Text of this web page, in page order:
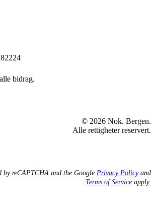
bidrag.
© 2026 Nok. Bergen.
Alle rettigheter reservert.
by reCAPTCHA and the Google Privacy Policyand
Terms of Service apply.